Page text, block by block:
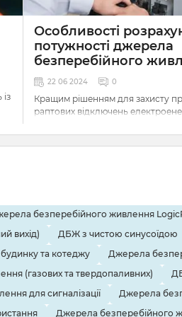
Особливості
потужності джерела
безперебійного
22 06 2024 0
Кращим рішенням для захисту
раптових відключень
Вони швидко подають струм від
акумуляторів, забезпечуючи
штатному режимі, вам
розрахувати потужність ДБЖ і
оптимальну місткість
Розбираємося, як це зробити та
критичних помилок при виборі
безперебійника.
безперебійного живлення
вихід)
ДБЖ з чистою синусоїдою
та котеджу
Джерела
(газових та твердопаливних)
для сигналізації
Джерела
Джерела безперебійного